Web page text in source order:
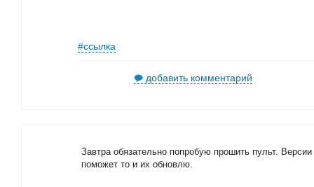
#ссылка
добавить комментарий
Завтра обязательно попробую прошить пульт.
поможет то и их обновлю.